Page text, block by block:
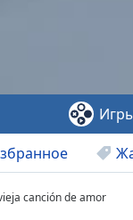
canción de amor